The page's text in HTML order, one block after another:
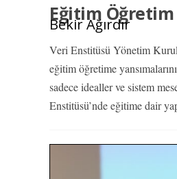
Eğitim
Bekir Ağırdır
Veri Enstitüsü Yönetim
eğitim öğretime
sadece idealler ve sistem
Enstitüsü’nde eğitime dair